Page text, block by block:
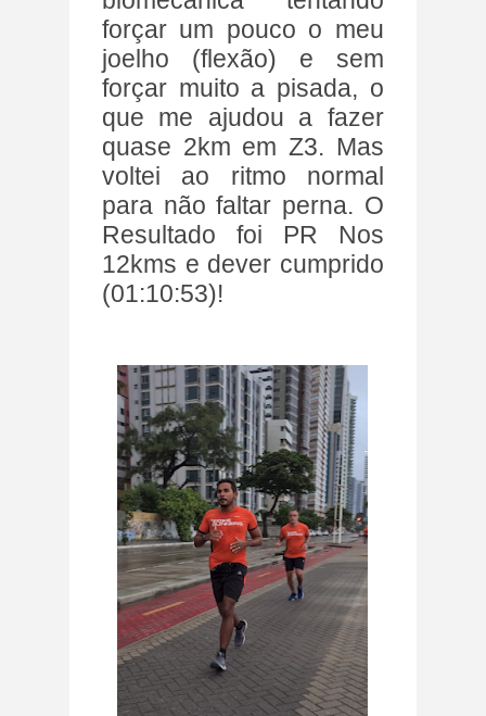
forçar um pouco o meu
joelho (flexão) e sem
forçar muito a pisada, o
que me ajudou a fazer
quase 2km em Z3. Mas
voltei ao ritmo normal
para não faltar perna. O
Resultado foi PR Nos
12kms e dever cumprido
(01:10:53)!